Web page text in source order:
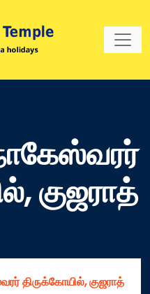
குஜராத்
திருக்கோயில், குஜராத்